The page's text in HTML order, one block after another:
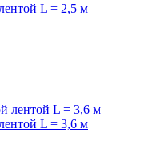
L = 2,5 м
L = 3,6 м